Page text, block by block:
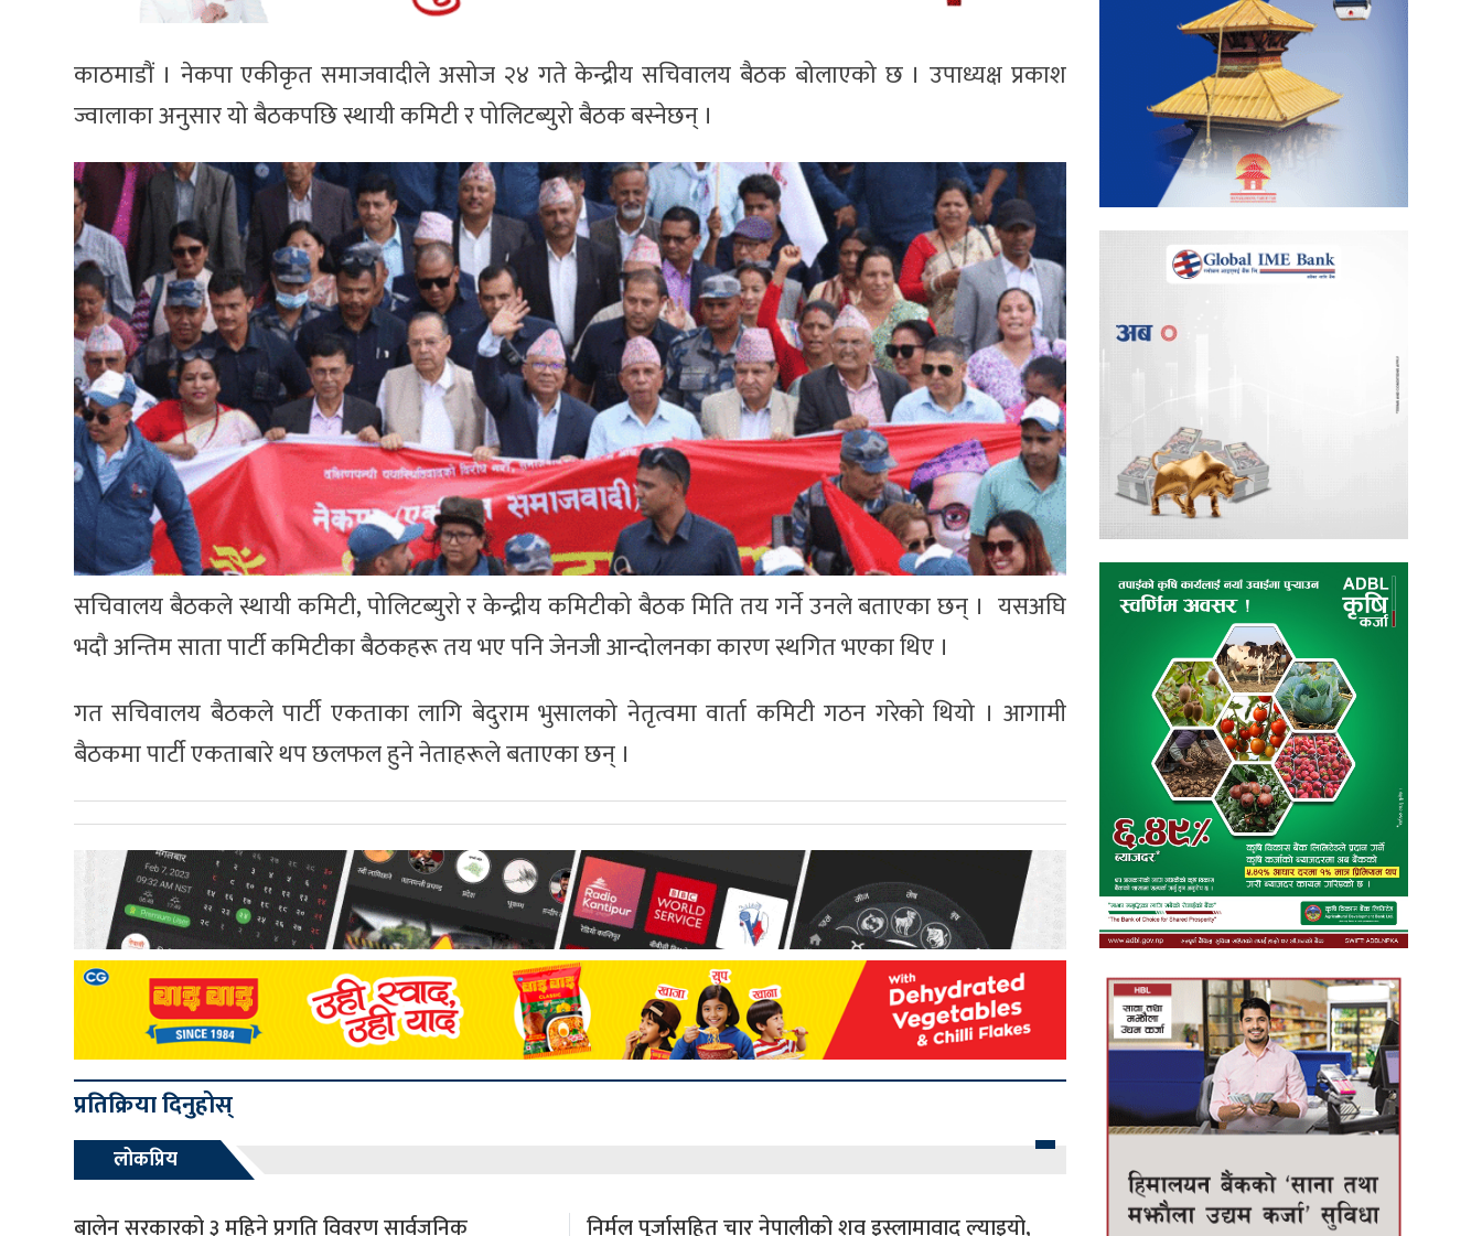
काठमाडौं । नेकपा एकीकृत समाजवादीले असोज २४ गते केन्द्रीय सचिवालय बैठक बोलाएको छ । उपाध्यक्ष प्रकाश
ज्वालाका अनुसार यो बैठकपछि स्थायी कमिटी र पोलिटब्युरो बैठक बस्नेछन् ।
सचिवालय बैठकले स्थायी कमिटी, पोलिटब्युरो र केन्द्रीय कमिटीको बैठक मिति तय गर्ने उनले बताएका छन् । यसअघि
भदौ अन्तिम साता पार्टी कमिटीका बैठकहरू तय भए पनि जेनजी आन्दोलनका कारण स्थगित भएका थिए ।
गत सचिवालय बैठकले पार्टी एकताका लागि बेदुराम भुसालको नेतृत्वमा वार्ता कमिटी गठन गरेको थियो । आगामी
बैठकमा पार्टी एकताबारे थप छलफल हुने नेताहरूले बताएका छन् ।
प्रतिक्रिया दिनुहोस्
लोकप्रिय
बालेन सरकारको ३ महिने प्रगति विवरण सार्वजनिक
निर्मल पुर्जासहित चार नेपालीको शव इस्लामावाद ल्याइयो,